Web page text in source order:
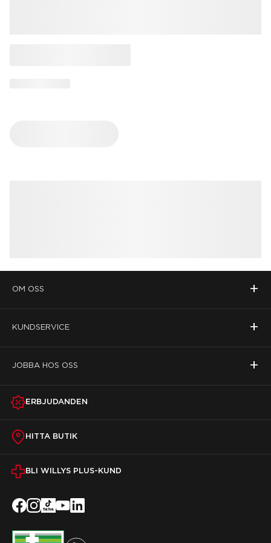
OM OSS +
KUNDSERVICE +
JOBBA HOS OSS +
ERBJUDANDEN
HITTA BUTIK
BLI WILLYS PLUS-KUND